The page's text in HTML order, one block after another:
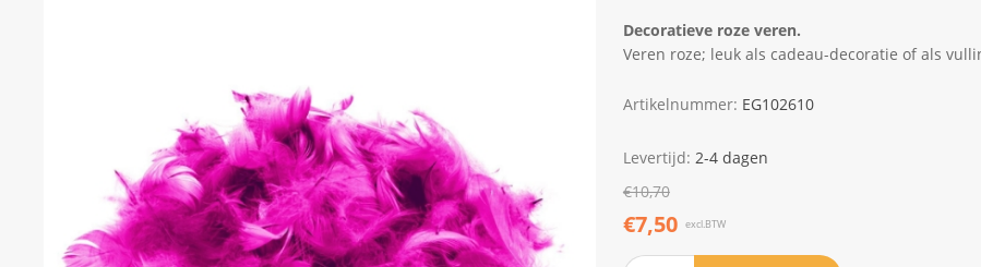
Decoratieve roze veren.
Veren roze; leuk als cadeau-decoratie of als
Artikelnummer: EG102610
Levertijd: 2-4 dagen
€10,70
€7,50 excl.BTW